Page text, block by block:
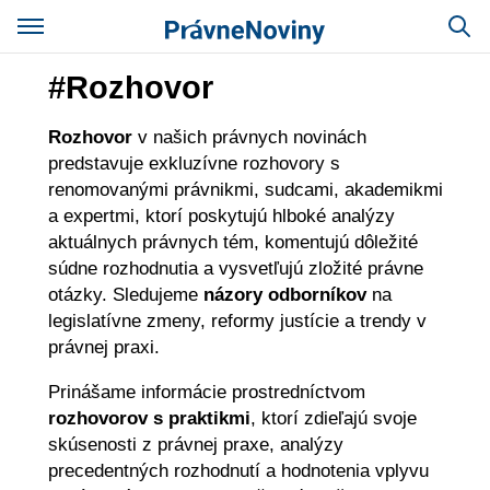
#Rozhovor
Rozhovorv našich právnych novinách
predstavuje exkluzívne rozhovory s
renomovanými právnikmi, sudcami, akademikmi
a expertmi, ktorí poskytujú hlboké analýzy
aktuálnych právnych tém, komentujú dôležité
súdne rozhodnutia a vysvetľujú zložité právne
otázky. Sledujeme názory odborníkovna
legislatívne zmeny, reformy justície a trendy v
právnej praxi.
Prinášame informácie prostredníctvom
rozhovorov s praktikmi , ktorí zdieľajú svoje
skúsenosti z právnej praxe, analýzy
precedentných rozhodnutí a hodnotenia vplyvu